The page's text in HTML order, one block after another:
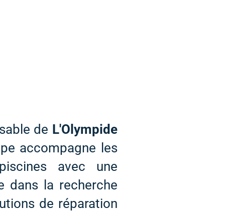
de L'Olympide
accompagne les
avec une
dans la recherche
de réparation